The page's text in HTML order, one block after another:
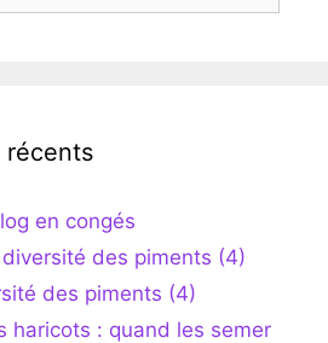
récents
en congés
des piments (4)
des piments (4)
haricots : quand les semer